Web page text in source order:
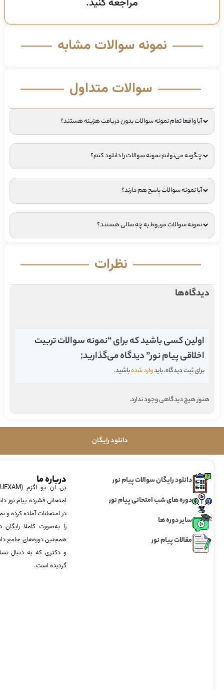
نمونه سوالات مشابه
سوالات متداول
آیا واقعا تمام نمونه سوالات بدون دریافت هزینه هستند؟
چگونه می‌توانم نمونه سوالات را دانلود کنم؟
آیا نمونه سوالات پاسخ هم دارند؟
نمونه سوالات مربوط به چه سالی هستند؟
نظرات
دیدگاه‌ها
اولین کسی باشید که برای “نمونه سوالات تربیت
اخلاقی پیام نور” دیدگاه می‌گذارید;
برای ثبت دیدگاه، بایدوارد شدهباشید.
هنوز هیچ دیدگاهی وجود ندارد.
دانلود رایگان
دانلود رایگان سوالات پیام نور
دوره های شب امتحانی پیام نور
سایر دوره ها
مقالات پیام نور
درباره ما
امتحانی فشرده پیام نور
در امتحانات آماده‌ کرده
را به‌صورت کاملا
همچنین دوره‌های جامع
و دکتری که به دنبال
گردیده است.